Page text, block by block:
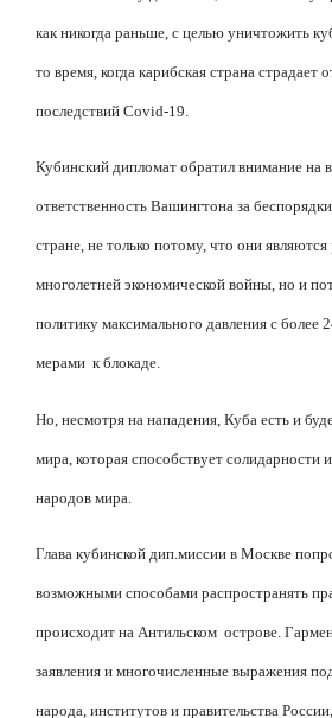
как никогда раньше, с целью уничтожить
то время, когда карибская страна страдает
последствий Covid-19.
Кубинский дипломат обратил внимание на
ответственность Вашингтона за
стране, не только потому, что они являются
многолетней экономической войны, но и
политику максимального давления с более
мерами к блокаде.
Но, несмотря на нападения, Куба есть и
мира, которая способствует солидарности
народов мира.
Глава кубинской дип.миссии в Москве
возможными способами распространять
происходит на Антильском острове.
заявления и многочисленные выражения
народа, институтов и правительства